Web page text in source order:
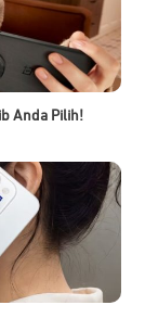
Anda Pilih!